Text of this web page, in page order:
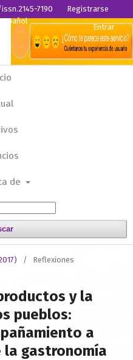
de
Español
7190
Registrarse
Entrar
/ Reflexiones
y la
pueblos:
a
la gastronomía